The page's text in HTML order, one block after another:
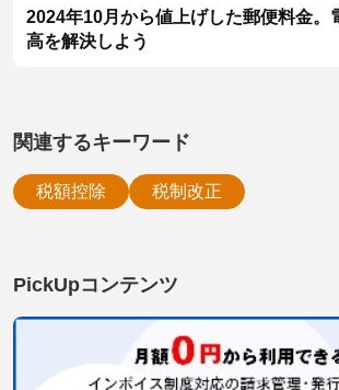
2024年10月から値上げした郵便料金。
高を解決しよう
関連するキーワード
税額控除 税制改正
PickUpコンテンツ